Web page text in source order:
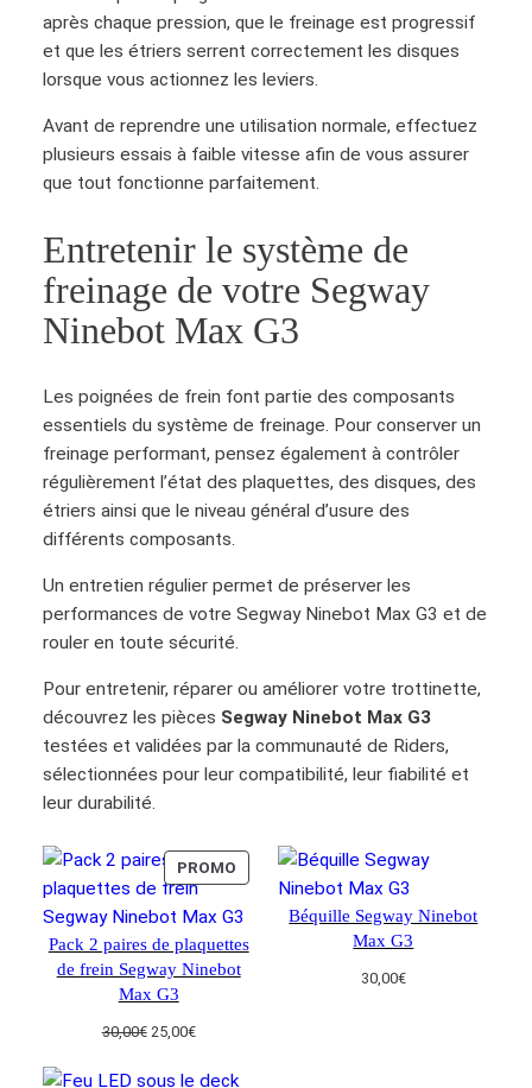
d
e
f
r
e
r
o
i
t
e
g
w
a
y
N
i
e
o
t
M
a
x
3
après chaque pression, que le freinage est progressif
et que les étriers serrent correctement les disques
lorsque vous actionnez les leviers.
Avant de reprendre une utilisation normale, effectuez
plusieurs essais à faible vitesse afin de vous assurer
que tout fonctionne parfaitement.
Entretenir le système de
freinage de votre Segway
Ninebot Max G3
Les poignées de frein font partie des composants
essentiels du système de freinage. Pour conserver un
freinage performant, pensez également à contrôler
régulièrement l’état des plaquettes, des disques, des
étriers ainsi que le niveau général d’usure des
différents composants.
Un entretien régulier permet de préserver les
performances de votre Segway Ninebot Max G3 et de
rouler en toute sécurité.
Pour entretenir, réparer ou améliorer votre trottinette,
découvrez les pièces Segway Ninebot Max G3
testées et validées par la communauté de Riders,
sélectionnées pour leur compatibilité, leur fiabilité et
leur durabilité.
PROMO PRODUIT
EN
PROMOTION
Pack 2 paires de plaquettes
de frein Segway Ninebot
Max G3
30,00€ Le
initial
25,00€Le
actuel
Béquille Segway Ninebot
Max G3
30,00€